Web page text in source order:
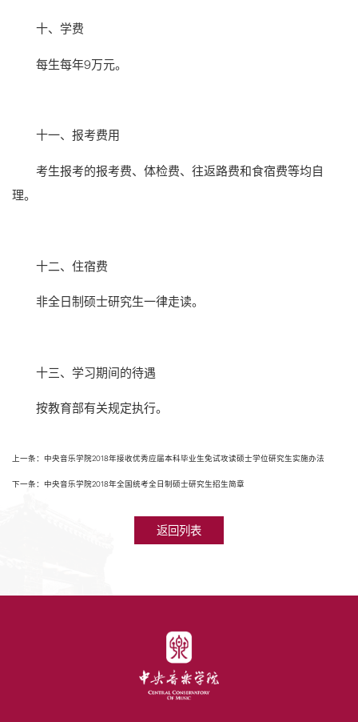
十、学费
每生每年9万元。
十一、报考费用
考生报考的报考费、体检费、往返路费和食宿费等均自
理。
十二、住宿费
非全日制硕士研究生一律走读。
十三、学习期间的待遇
按教育部有关规定执行。
上一条：中央音乐学院2018年接收优秀应届本科毕业生免试攻读硕士学位研究生实施办法
下一条：中央音乐学院2018年全国统考全日制硕士研究生招生简章
返回列表